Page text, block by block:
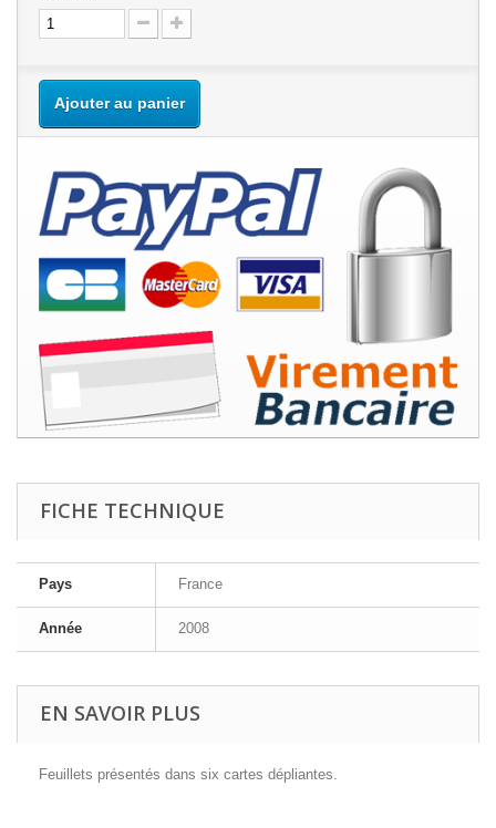
Ajouter au panier
FICHE TECHNIQUE
Pays France
Année 2008
EN SAVOIR PLUS
Feuillets présentés dans six cartes dépliantes.